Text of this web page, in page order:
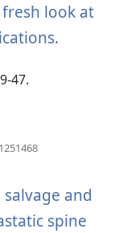
look at
47.
and
spine